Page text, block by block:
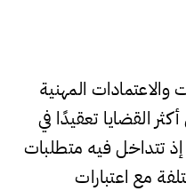
والاعتمادات المهنية
القضايا تعقيدًا في
إذ تتداخل فيه متطلبات
مع اعتبارات